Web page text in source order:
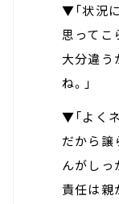
▼「状況
思ってこ
大分違う
ね。」
▼「よく
だから譲
んがしっ
責任は親